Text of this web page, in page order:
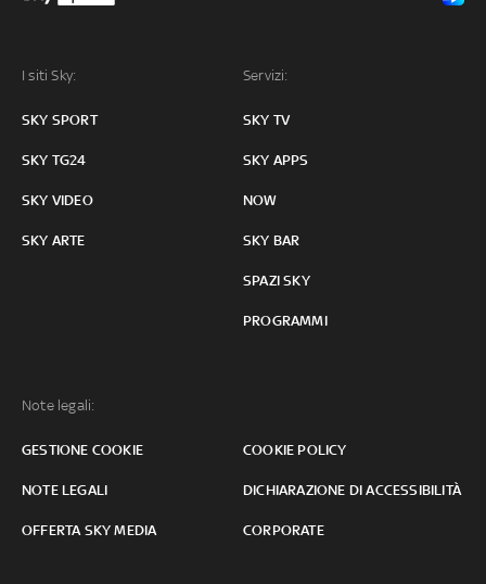
I siti Sky:
SKY SPORT
SKY TG24
SKY VIDEO
SKY ARTE
Servizi:
SKY TV
SKY APPS
NOW
SKY BAR
SPAZI SKY
PROGRAMMI
Note legali:
GESTIONE COOKIE COOKIE POLICY
NOTE LEGALI DICHIARAZIONE DI ACCESSIBILITÀ
OFFERTA SKY MEDIA CORPORATE